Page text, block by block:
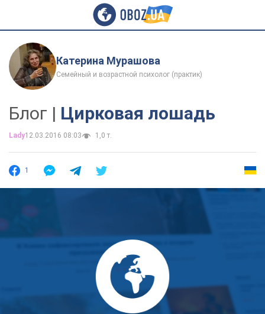
Катерина Мурашова
Семейный и возрастной психолог (практик)
Блог | Цирковая лошадь
Lady12.03.2016 08:03 1,0 т.
1